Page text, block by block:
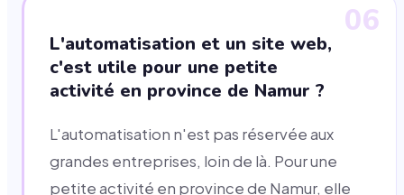
06
L'automatisation et un site web,
c'est utile pour une petite
activité en province de Namur ?
L'automatisation n'est pas réservée aux
grandes entreprises, loin de là. Pour une
petite activité en province de Namur, elle